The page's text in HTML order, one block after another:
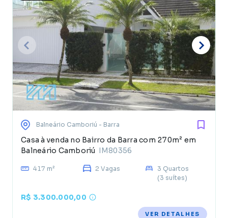
Balneário Camboriú - Barra
Casa à venda no Bairro da Barra com 270m² em
Balneário Camboriú IM80356
417 m² 2 Vagas
3 Quartos
(3 suítes)
R$ 3.300.000,00
VER DETALHES